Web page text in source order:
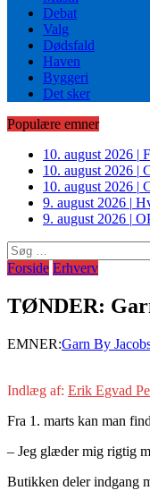
Debat
Valg
Dødsfald
Haven
Byggeri
Det sker
Populære emner
10. august 2026 |
10. august 2026 |
10. august 2026 |
9. august 2026 |
9. august 2026 |
Søg
efter:
Forside Erhverv
TØNDER:
EMNER:Garn By
Indlæg af: Erik Egvad
Fra 1. marts kan man
– Jeg glæder mig rigtig
Butikken deler indgang